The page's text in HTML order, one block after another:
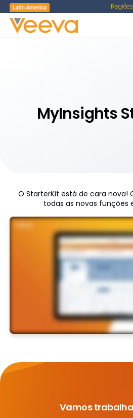
Regiões
MyInsights
O StarterKit está de cara nova!
todas as novas funções
Vamos